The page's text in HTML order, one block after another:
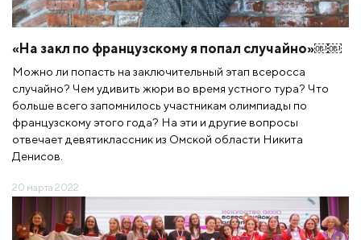
«На закл по французскому я попал случайно»￼￼
Можно ли попасть на заключительный этап всеросса
случайно? Чем удивить жюри во время устного тура? Что
больше всего запомнилось участникам олимпиады по
французскому этого года? На эти и другие вопросы
отвечает девятиклассник из Омской области Никита
Денисов.
20 марта 2022